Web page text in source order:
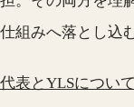
仕組みへ落とし込
代表とYLSについ